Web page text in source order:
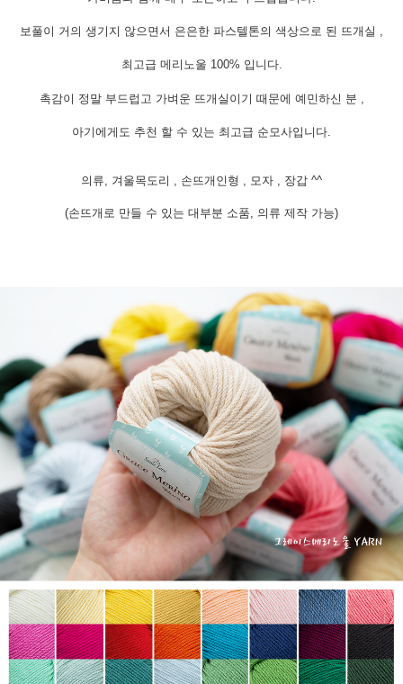
보풀이 거의 생기지 않으면서 은은한 파스텔톤의 색상으로 된 뜨개실 ,
최고급 메리노울 100% 입니다.
촉감이 정말 부드럽고 가벼운 뜨개실이기 때문에 예민하신 분 ,
아기에게도 추천 할 수 있는 최고급 순모사입니다.
의류, 겨울목도리 , 손뜨개인형 , 모자 , 장갑 ^^
(손뜨개로 만들 수 있는 대부분 소품, 의류 제작 가능)